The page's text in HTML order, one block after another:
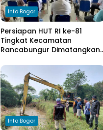
Info Bogor
Persiapan HUT RI ke-81
Tingkat Kecamatan
Rancabungur Dimatangkan
Seluruh Elemen Masyarakat
Info Bogor